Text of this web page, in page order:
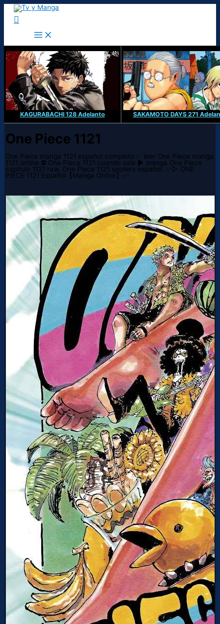
Ir
contenido
Buscar
KAGURABACHI 128 Adelanto SAKAMOTO DAYS 271
One Piece 1121
One Piece manga 1121 español completo ✅ leer One Piece manga
1121 online ⛔ One Piece 1121 cuando sale ▶️ manga One Piece
capitulo 1121 raw, One Piece 1121 spoilers español. ✅▷ ONE
PIECE 1121 Español【Manga Online】✅